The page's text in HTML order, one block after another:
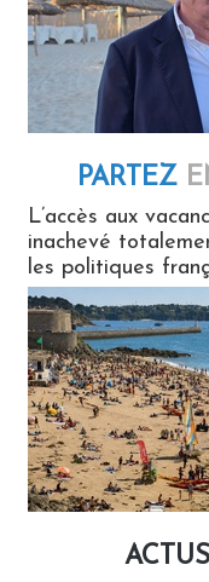
PARTEZ
L’accès aux
inachevé
les politiques